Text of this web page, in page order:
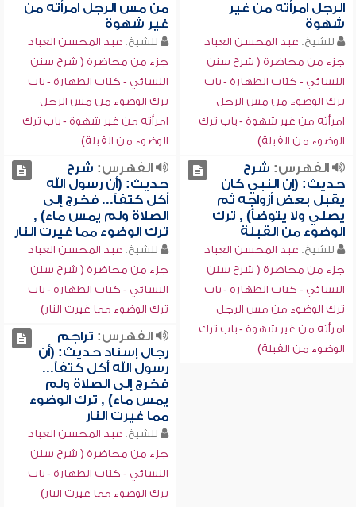
الرجل امرأته من غير
شهوة
للشيخ: عبد المحسن العباد
جزء من محاضرة ( شرح سنن
النسائي - كتاب الطهارة - باب
ترك الوضوء من مس الرجل
امرأته من غير شهوة - باب ترك
الوضوء من القبلة)
من مس الرجل امرأته من
غير شهوة
للشيخ: عبد المحسن العباد
جزء من محاضرة ( شرح سنن
النسائي - كتاب الطهارة - باب
ترك الوضوء من مس الرجل
امرأته من غير شهوة - باب ترك
الوضوء من القبلة)
الفهرس: شرح
حديث: (إن النبي كان
يقبل بعض أزواجه ثم
يصلي ولا يتوضأ) , ترك
الوضوء من القبلة
للشيخ: عبد المحسن العباد
جزء من محاضرة ( شرح سنن
النسائي - كتاب الطهارة - باب
ترك الوضوء من مس الرجل
امرأته من غير شهوة - باب ترك
الوضوء من القبلة)
الفهرس: شرح
حديث: (أن رسول الله
أكل كتفاً... فخرج إلى
الصلاة ولم يمس ماء) ,
ترك الوضوء مما غيرت النار
للشيخ: عبد المحسن العباد
جزء من محاضرة ( شرح سنن
النسائي - كتاب الطهارة - باب
ترك الوضوء مما غيرت النار)
الفهرس: تراجم
رجال إسناد حديث: (أن
رسول الله أكل كتفاً...
فخرج إلى الصلاة ولم
يمس ماء) , ترك الوضوء
مما غيرت النار
للشيخ: عبد المحسن العباد
جزء من محاضرة ( شرح سنن
النسائي - كتاب الطهارة - باب
ترك الوضوء مما غيرت النار)